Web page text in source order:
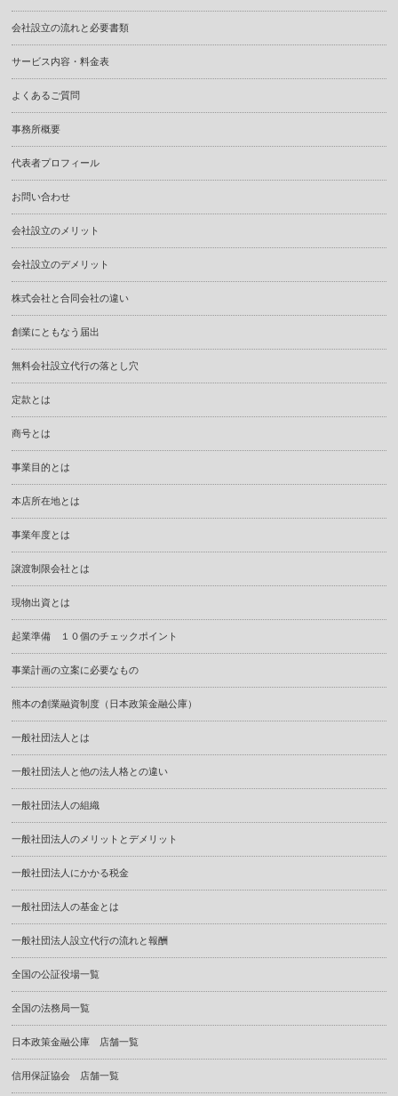
会社設立の流れと必要書類
サービス内容・料金表
よくあるご質問
事務所概要
代表者プロフィール
お問い合わせ
会社設立のメリット
会社設立のデメリット
株式会社と合同会社の違い
創業にともなう届出
無料会社設立代行の落とし穴
定款とは
商号とは
事業目的とは
本店所在地とは
事業年度とは
譲渡制限会社とは
現物出資とは
起業準備 １０個のチェックポイント
事業計画の立案に必要なもの
熊本の創業融資制度（日本政策金融公庫）
一般社団法人とは
一般社団法人と他の法人格との違い
一般社団法人の組織
一般社団法人のメリットとデメリット
一般社団法人にかかる税金
一般社団法人の基金とは
一般社団法人設立代行の流れと報酬
全国の公証役場一覧
全国の法務局一覧
日本政策金融公庫 店舗一覧
信用保証協会 店舗一覧